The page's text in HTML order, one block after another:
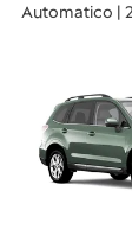
Automatico |